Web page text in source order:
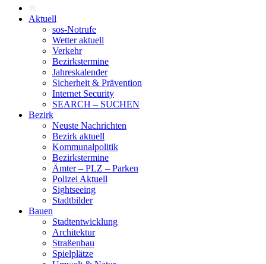
Aktuell
sos-Notrufe
Wetter aktuell
Verkehr
Bezirkstermine
Jahreskalender
Sicherheit & Prävention
Internet Security
SEARCH – SUCHEN
Bezirk
Neuste Nachrichten
Bezirk aktuell
Kommunalpolitik
Bezirkstermine
Ämter – PLZ – Parken
Polizei Aktuell
Sightseeing
Stadtbilder
Bauen
Stadtentwicklung
Architektur
Straßenbau
Spielplätze